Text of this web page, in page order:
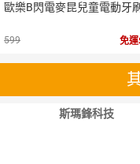
歐樂B閃電麥昆兒童電動牙刷
599 免運
斯瑪鋒科技